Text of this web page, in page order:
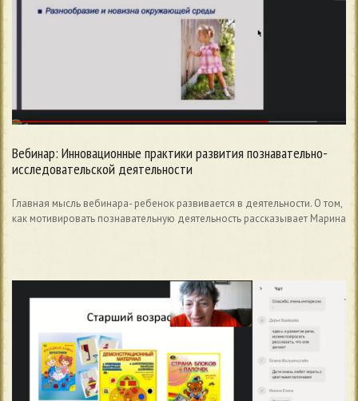
Вебинар: Инновационные практики развития познавательно-
исследовательской деятельности
Главная мысль вебинара- ребенок развивается в деятельности. О том,
как мотивировать познавательную деятельность рассказывает Марина